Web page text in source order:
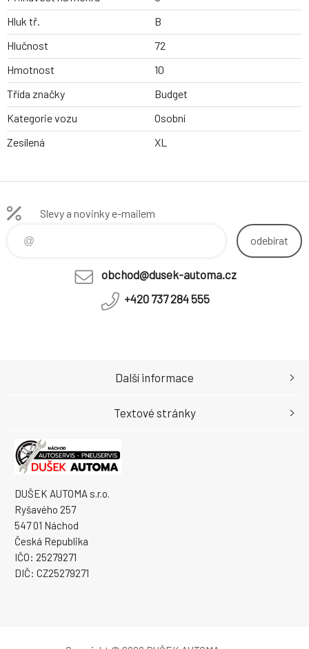
Hluk tř.
B
Hlučnost
72
Hmotnost
10
Třída značky
Budget
Kategorie vozu
Osobní
Zesílená
XL
Slevy a novinky e-mailem
odebírat
obchod@dusek-automa.cz
+420 737 284 555
DUŠEK AUTOMA s.r.o.
Ryšavého 257
547 01 Náchod
Česká Republika
IČO: 25279271
DIČ: CZ25279271
Další informace
Textové stránky